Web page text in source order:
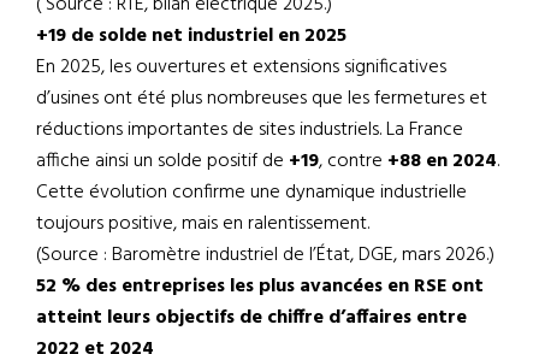
+19 de solde net industriel en 2025
En 2025, les ouvertures et extensions significatives
d’usines ont été plus nombreuses que les fermetures et
réductions importantes de sites industriels. La France
affiche ainsi un solde positif de +19, contre +88 en 2024.
Cette évolution confirme une dynamique industrielle
toujours positive, mais en ralentissement.
(Source : Baromètre industriel de l’État, DGE, mars 2026.)
52 % des entreprises les plus avancées en RSE ont
atteint leurs objectifs de chiffre d’affaires entre